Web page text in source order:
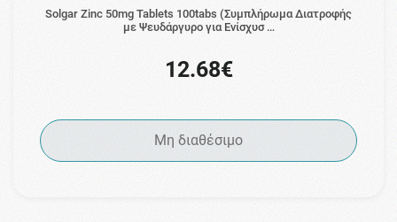
Solgar Zinc 50mg Tablets 100tabs (Συμπλήρωμα Διατροφής
με Ψευδάργυρο για Ενίσχυσ …
12.68€
Μη διαθέσιμο